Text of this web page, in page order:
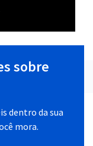
sobre
dentro da sua
mora.